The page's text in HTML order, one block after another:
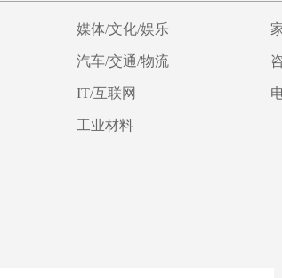
媒体/文化/娱乐
汽车/交通/物流
IT/互联网
工业材料